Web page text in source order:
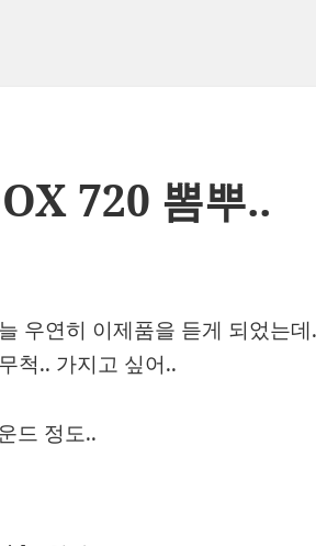
720 뽐뿌..
우연히 이제품을 듣게 되었는
척.. 가지고 싶어..
드 정도..